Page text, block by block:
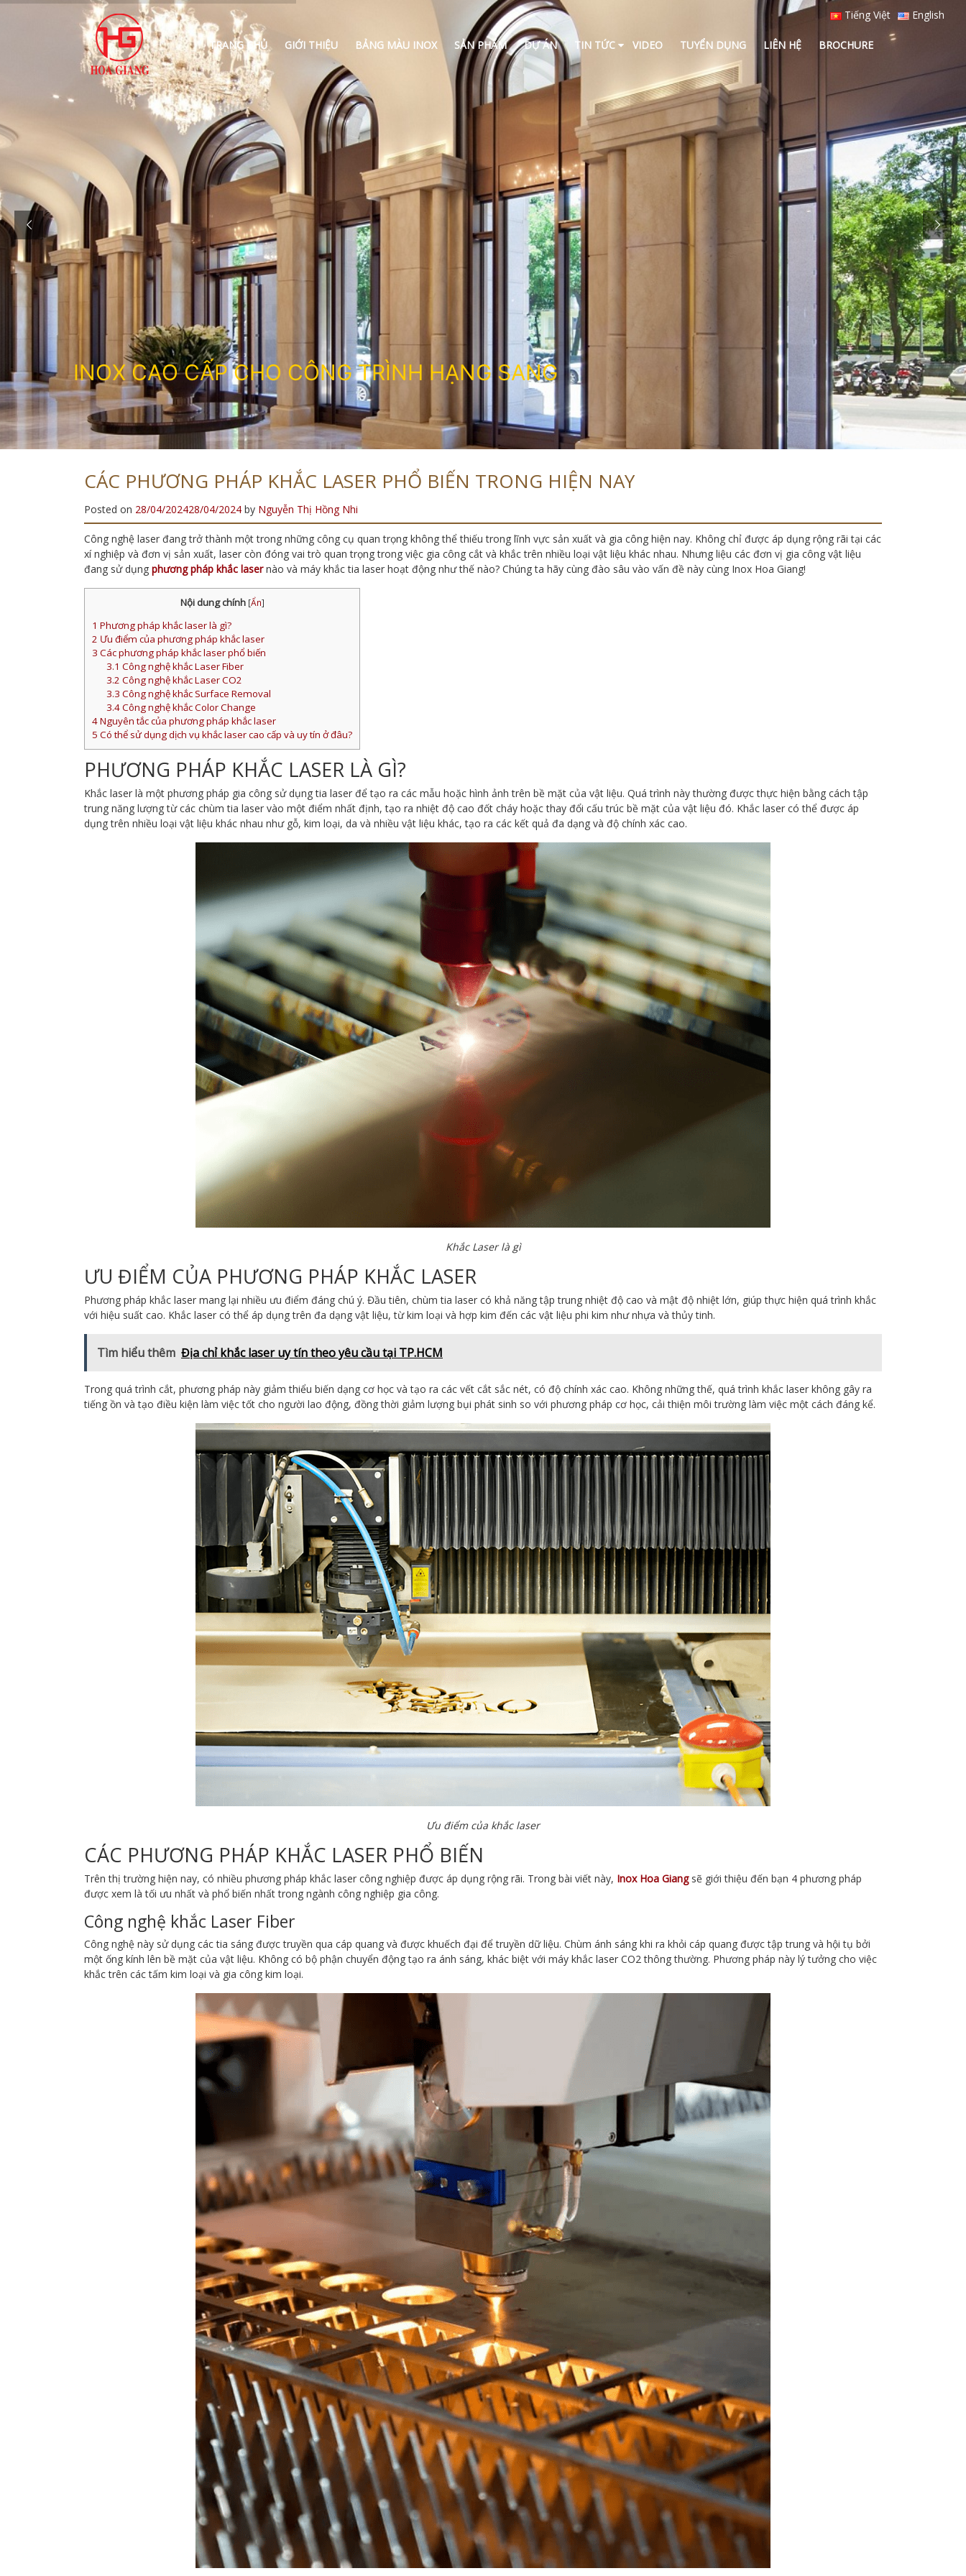
Tiếng Việt English
TRANG CHỦ GIỚI THIỆU BẢNG MÀU INOX SẢN PHẨM DỰ ÁN TIN TỨC VIDEO TUYỂN DỤNG LIÊN HỆ BROCHURE
INOX CAO CẤP CHO CÔNG TRÌNH HẠNG SANG
CÁC PHƯƠNG PHÁP KHẮC LASER PHỔ BIẾN TRONG HIỆN NAY
Posted on 28/04/202428/04/2024 by Nguyễn Thị Hồng Nhi
Công nghệ laser đang trở thành một trong những công cụ quan trọng không thể thiếu trong lĩnh vực sản xuất và gia công hiện nay. Không chỉ được áp dụng rộng rãi tại các
xí nghiệp và đơn vị sản xuất, laser còn đóng vai trò quan trọng trong việc gia công cắt và khắc trên nhiều loại vật liệu khác nhau. Nhưng liệu các đơn vị gia công vật liệu
đang sử dụng phương pháp khắc lasernào và máy khắc tia laser hoạt động như thế nào? Chúng ta hãy cùng đào sâu vào vấn đề này cùng Inox Hoa Giang!
Nội dung chính [Ẩn]
1 Phương pháp khắc laser là gì?
2 Ưu điểm của phương pháp khắc laser
3 Các phương pháp khắc laser phổ biến
3.1 Công nghệ khắc Laser Fiber
3.2 Công nghệ khắc Laser CO2
3.3 Công nghệ khắc Surface Removal
3.4Công nghệ khắc Color Change
4Nguyên tắc của phương pháp khắc laser
5 Có thể sử dụng dịch vụ khắc laser cao cấp và uy tín ở đâu?
PHƯƠNG PHÁP KHẮC LASER LÀ GÌ?
Khắc laser là một phương pháp gia công sử dụng tia laser để tạo ra các mẫu hoặc hình ảnh trên bề mặt của vật liệu. Quá trình này thường được thực hiện bằng cách tập
trung năng lượng từ các chùm tia laser vào một điểm nhất định, tạo ra nhiệt độ cao đốt cháy hoặc thay đổi cấu trúc bề mặt của vật liệu đó. Khắc laser có thể được áp
dụng trên nhiều loại vật liệu khác nhau như gỗ, kim loại, da và nhiều vật liệu khác, tạo ra các kết quả đa dạng và độ chính xác cao.
Khắc Laser là gì
ƯU ĐIỂM CỦA PHƯƠNG PHÁP KHẮC LASER
Phương pháp khắc laser mang lại nhiều ưu điểm đáng chú ý. Đầu tiên, chùm tia laser có khả năng tập trung nhiệt độ cao và mật độ nhiệt lớn, giúp thực hiện quá trình khắc
với hiệu suất cao. Khắc laser có thể áp dụng trên đa dạng vật liệu, từ kim loại và hợp kim đến các vật liệu phi kim như nhựa và thủy tinh.
Tìm hiểu thêm Địa chỉ khắc laser uy tín theo yêu cầu tại TP.HCM
Trong quá trình cắt, phương pháp này giảm thiểu biến dạng cơ học và tạo ra các vết cắt sắc nét, có độ chính xác cao. Không những thế, quá trình khắc laser không gây ra
tiếng ồn và tạo điều kiện làm việc tốt cho người lao động, đồng thời giảm lượng bụi phát sinh so với phương pháp cơ học, cải thiện môi trường làm việc một cách đáng kể.
Ưu điểm của khắc laser
CÁC PHƯƠNG PHÁP KHẮC LASER PHỔ BIẾN
Trên thị trường hiện nay, có nhiều phương pháp khắc laser công nghiệp được áp dụng rộng rãi. Trong bài viết này, Inox Hoa Giangsẽ giới thiệu đến bạn 4 phương pháp
được xem là tối ưu nhất và phổ biến nhất trong ngành công nghiệp gia công.
Công nghệ khắc Laser Fiber
Công nghệ này sử dụng các tia sáng được truyền qua cáp quang và được khuếch đại để truyền dữ liệu. Chùm ánh sáng khi ra khỏi cáp quang được tập trung và hội tụ bởi
một ống kính lên bề mặt của vật liệu. Không có bộ phận chuyển động tạo ra ánh sáng, khác biệt với máy khắc laser CO2 thông thường. Phương pháp này lý tưởng cho việc
khắc trên các tấm kim loại và gia công kim loại.